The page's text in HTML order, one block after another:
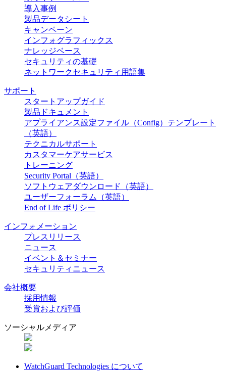
導入事例
製品データシート
キャンペーン
インフォグラフィックス
ナレッジベース
セキュリティの基礎
ネットワークセキュリティ用語集
サポート
スタートアップガイド
製品ドキュメント
アプライアンス設定ファイル（Config）テンプレート
（英語）
テクニカルサポート
カスタマーケアサービス
トレーニング
Security Portal（英語）
ソフトウェアダウンロード（英語）
ユーザーフォーラム（英語）
End of Life ポリシー
インフォメーション
プレスリリース
ニュース
イベント＆セミナー
セキュリティニュース
会社概要
採用情報
受賞および評価
ソーシャルメディア
WatchGuard Technologies について